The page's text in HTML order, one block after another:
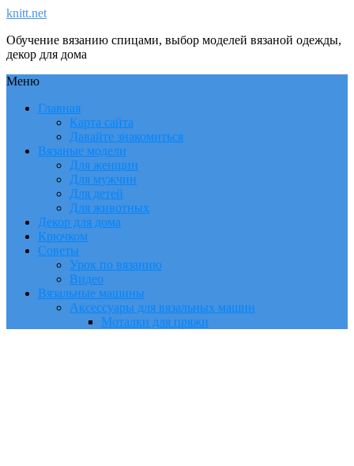
knitt.net
Обучение вязанию спицами, выбор моделей вязаной одежды,
декор для дома
Меню
Главная
Карта сайта
Давайте знакомиться
Вязаные модели
Для женщин
Для мужчин
Для детей
Для животных
Декор для дома
Крючком
Советы
Урок по вязанию
Видео
Вязальные машины
Аксессуары для вязальных машин
Моталки для пряжи